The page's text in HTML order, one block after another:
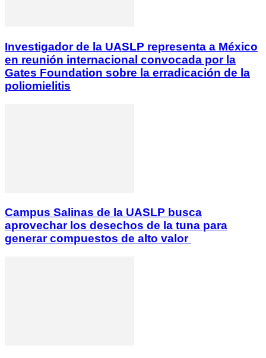
Investigador de la UASLP representa a México
en reunión internacional convocada por la
Gates Foundation sobre la erradicación de la
poliomielitis
Campus Salinas de la UASLP busca
aprovechar los desechos de la tuna para
generar compuestos de alto valor